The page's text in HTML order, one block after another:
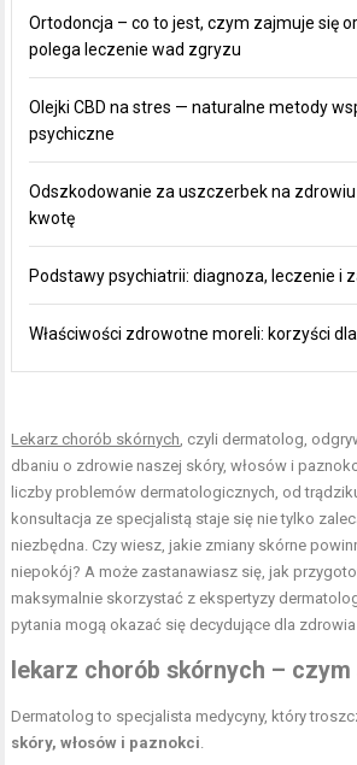
Ortodoncja – co to jest, czym zajmuje się
polega leczenie wad zgryzu
Olejki CBD na stres — naturalne metody
psychiczne
Odszkodowanie za uszczerbek na
kwotę
Podstawy psychiatrii: diagnoza, leczenie i
Właściwości zdrowotne moreli: korzyści
Lekarz chorób skórnych, czyli dermatolog,
dbaniu o zdrowie naszej skóry, włosów i
liczby problemów dermatologicznych, od
konsultacja ze specjalistą staje się nie tylko
niezbędna. Czy wiesz, jakie zmiany skórne
niepokój? A może zastanawiasz się, jak
maksymalnie skorzystać z ekspertyzy
pytania mogą okazać się decydujące dla
lekarz chorób skórnych –
Dermatolog to specjalista medycyny, który
skóry, włosów i paznokci.